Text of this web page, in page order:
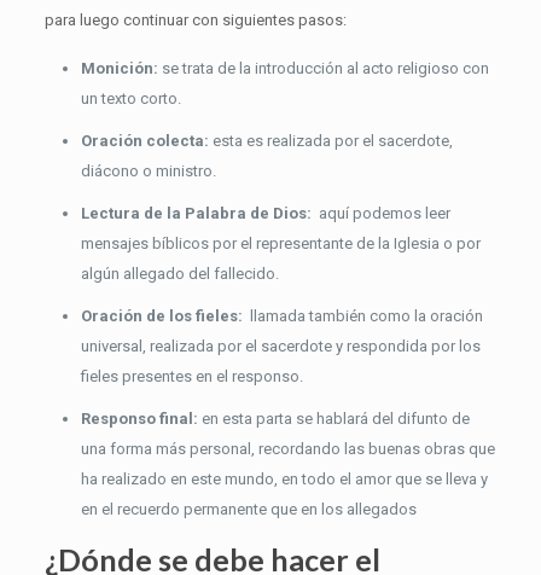
para luego continuar con siguientes pasos:
Monición: se trata de la introducción al acto religioso con
un texto corto.
Oración colecta: esta es realizada por el sacerdote,
diácono o ministro.
Lectura de la Palabra de Dios: aquí podemos leer
mensajes bíblicos por el representante de la Iglesia o por
algún allegado del fallecido.
Oración de los fieles:
llamada también como la oración
universal, realizada por el sacerdote y respondida por los
fieles presentes en el responso.
Responso final: en esta parta se hablará del difunto de
una forma más personal, recordando las buenas obras que
ha realizado en este mundo, en todo el amor que se lleva y
en el recuerdo permanente que en los allegados
¿Dónde se debe hacer el